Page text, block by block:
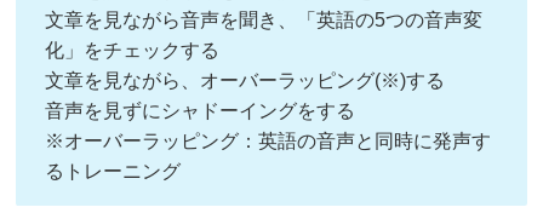
文章を見ながら音声を聞き、「英語の5つの音声変
化」をチェックする
文章を見ながら、オーバーラッピング(※)する
音声を見ずにシャドーイングをする
※オーバーラッピング：英語の音声と同時に発声す
るトレーニング